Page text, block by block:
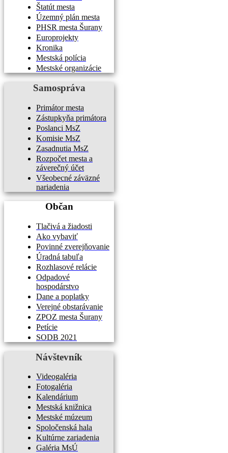
Štatút mesta
Územný plán mesta
PHSR mesta Šurany
Europrojekty
Kronika
Mestská polícia
Mestské organizácie
Samospráva
Primátor mesta
Zástupkyňa primátora
Poslanci MsZ
Komisie MsZ
Zasadnutia MsZ
Rozpočet mesta a
záverečný účet
Všeobecné záväzné
nariadenia
Občan
Tlačivá a žiadosti
Ako vybaviť
Povinné zverejňovanie
Úradná tabuľa
Rozhlasové relácie
Odpadové
hospodárstvo
Dane a poplatky
Verejné obstarávanie
ZPOZ mesta Šurany
Petície
SODB 2021
Návštevník
Videogaléria
Fotogaléria
Kalendárium
Mestská knižnica
Mestské múzeum
Spoločenská hala
Kultúrne zariadenia
Galéria MsÚ